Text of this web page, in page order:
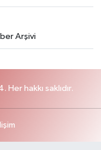
Arşivi
hakkı saklıdır.